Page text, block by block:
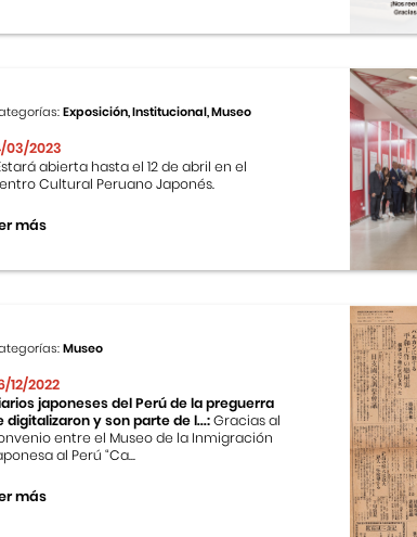
Exposición, Institucional, Museo
03/2023
abierta hasta el 12 de abril en el
Cultural Peruano Japonés.
más
Museo
12/2022
japoneses del Perú de la preguerra
digitalizaron y son parte de l...:Gracias al
entre el Museo de la Inmigración
al Perú “Ca...
más